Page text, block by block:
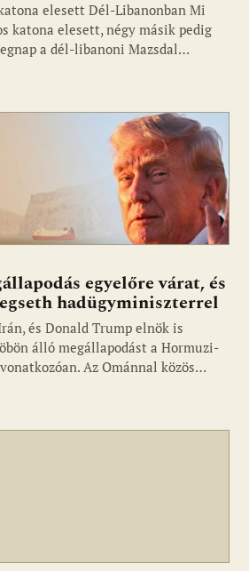
elesett Dél-Libanonban Mi
katona elesett, négy másik pedig
a dél-libanoni Mazsdal…
egyelőre várat, és
hadügyminiszterrel
és Donald Trump elnök is
álló megállapodást a Hormuzi-
Az Ománnal közös…